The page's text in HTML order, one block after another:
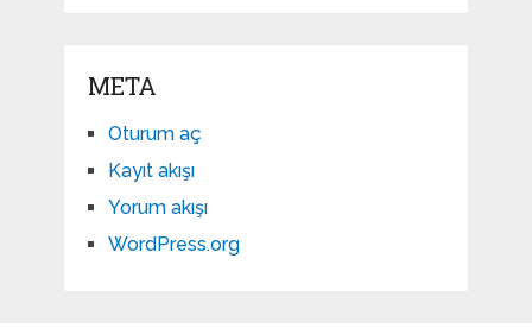
META
Oturum aç
Kayıt akışı
Yorum akışı
WordPress.org